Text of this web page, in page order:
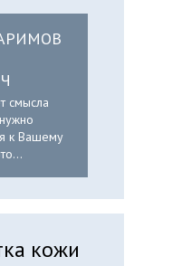
смысла
к Вашему
кожи